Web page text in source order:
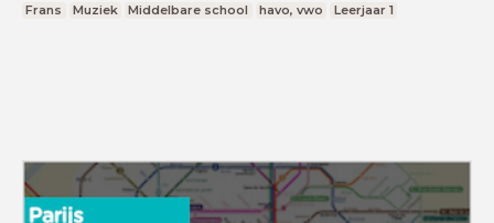
Frans Muziek Middelbare school havo, vwo Leerjaar 1